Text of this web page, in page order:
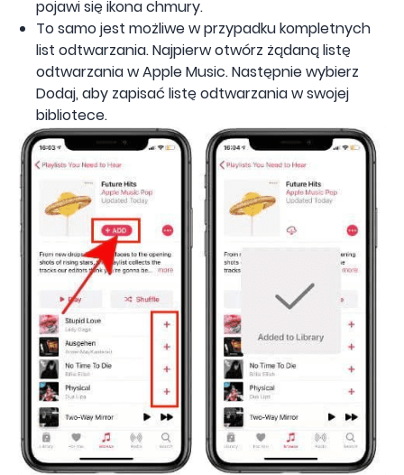
pojawi się ikona chmury.
To samo jest możliwe w przypadku kompletnych
list odtwarzania. Najpierw otwórz żądaną listę
odtwarzania w Apple Music. Następnie wybierz
Dodaj, aby zapisać listę odtwarzania w swojej
bibliotece.